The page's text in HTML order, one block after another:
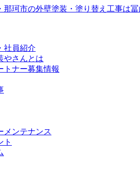
社員紹介
やさんとは
トナー募集情報
メンテナンス
ト